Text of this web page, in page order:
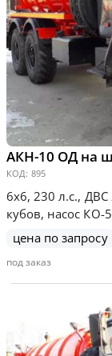
АКН-10 ОД на
КОД: 895
6х6, 230 л.с.,
кубов, насос КО-
цена по запросу
под заказ